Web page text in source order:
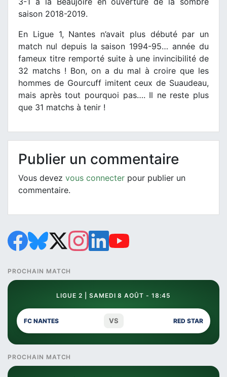
saison 2018-2019.
En Ligue 1, Nantes n’avait plus débuté par un
match nul depuis la saison 1994-95… année du
fameux titre remporté suite à une invincibilité de
32 matchs ! Bon, on a du mal à croire que les
hommes de Gourcuff imitent ceux de Suaudeau,
mais après tout pourquoi pas…. Il ne reste plus
que 31 matchs à tenir !
Publier un commentaire
Vous devez vous connecter pour publier un
commentaire.
PROCHAIN MATCH
LIGUE 2 | SAMEDI 8 AOÛT - 18:45
FC NANTES VS RED STAR
PROCHAIN MATCH